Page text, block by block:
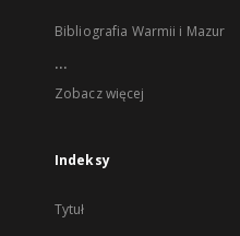
Bibliografia Warmii i Mazur
...
Zobacz więcej
Indeksy
Tytuł